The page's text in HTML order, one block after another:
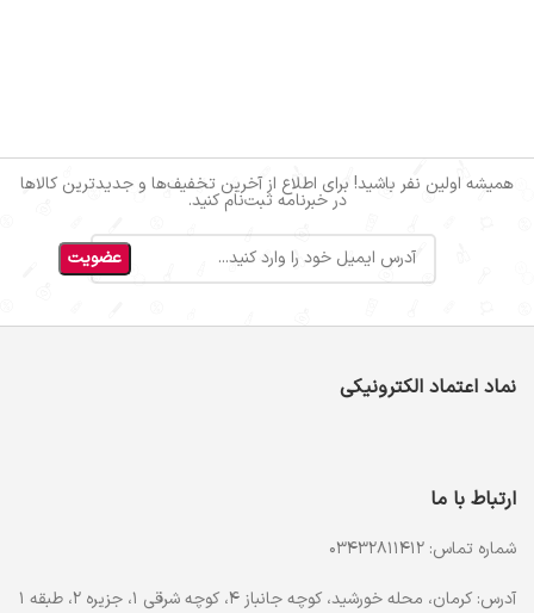
همیشه اولین نفر باشید! برای اطلاع از آخرین تخفیف‌ها و جدیدترین کالاها
در خبرنامه ثبت‌نام کنید.
نماد اعتماد الکترونیکی
ارتباط با ما
شماره تماس: 03432811412
آدرس: کرمان، محله خورشید، کوچه جانباز 4، کوچه شرقی 1، جزیره 2، طبقه 1